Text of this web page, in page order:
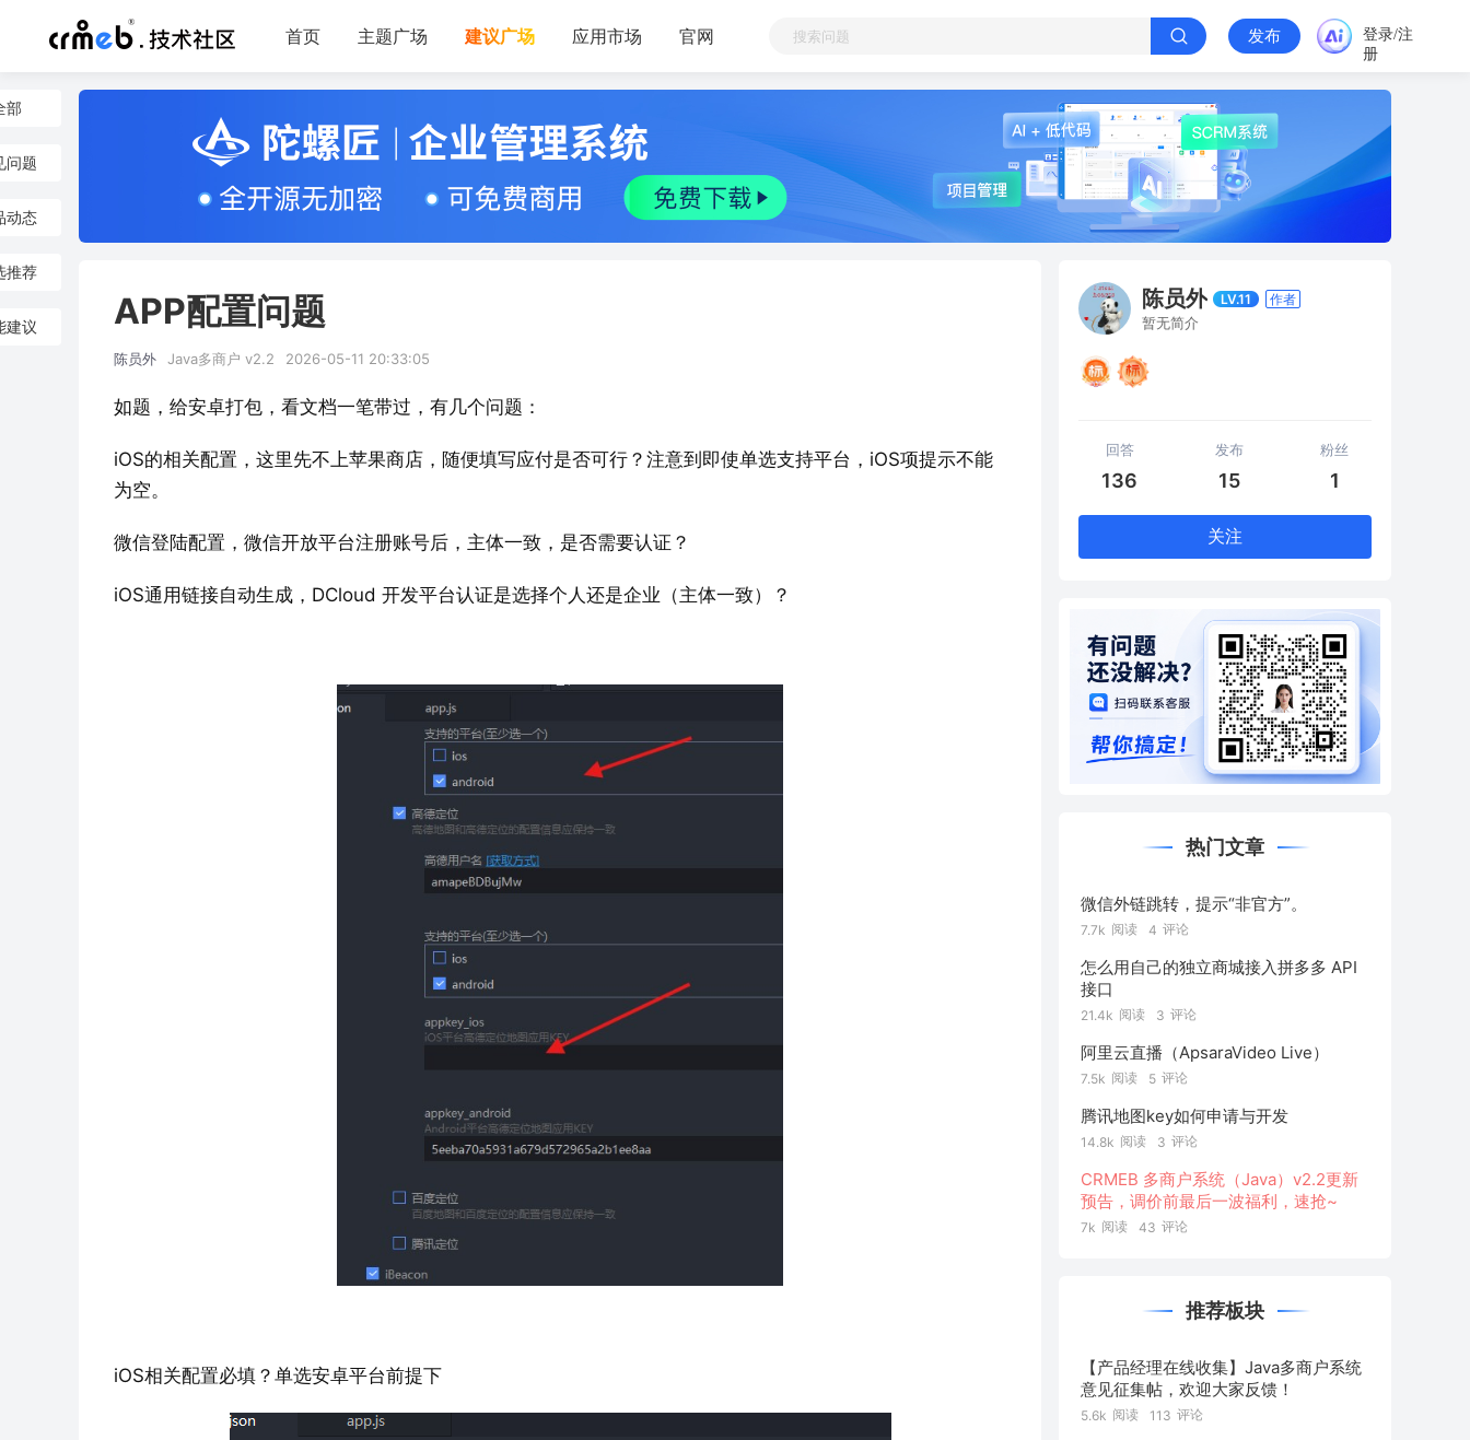
首页 主题广场 建议广场 应用市场 官网 发布
登录/注
册
部
问题
动态
推荐
建议 APP配置问题
陈员外 Java多商户 v2.2 2026-05-11 20:33:05
如题，给安卓打包，看文档一笔带过，有几个问题：
iOS的相关配置，这里先不上苹果商店，随便填写应付是否可行？注意到即使单选支持平台，iOS项提示不能
为空。
微信登陆配置，微信开放平台注册账号后，主体一致，是否需要认证？
iOS通用链接自动生成，DCloud 开发平台认证是选择个人还是企业（主体一致）？
iOS相关配置必填？单选安卓平台前提下
陈员外 LV.11 作者
暂无简介
回答
136
发布
15
粉丝
1
关注
热门文章
微信外链跳转，提示“非官方”。
7.7k 阅读 4 评论
怎么用自己的独立商城接入拼多多 API
接口
21.4k 阅读 3 评论
阿里云直播（ApsaraVideo Live）
7.5k 阅读 5 评论
腾讯地图key如何申请与开发
14.8k 阅读 3 评论
CRMEB 多商户系统（Java）v2.2更新
预告，调价前最后一波福利，速抢~
7k 阅读 43 评论
推荐板块
【产品经理在线收集】Java多商户系统
意见征集帖，欢迎大家反馈！
5.6k 阅读 113 评论